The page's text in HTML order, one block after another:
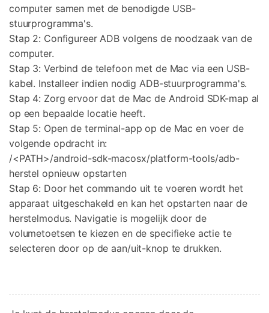
computer samen met de benodigde USB-
stuurprogramma's.
Stap 2: Configureer ADB volgens de noodzaak van de
computer.
Stap 3: Verbind de telefoon met de Mac via een USB-
kabel. Installeer indien nodig ADB-stuurprogramma's.
Stap 4: Zorg ervoor dat de Mac de Android SDK-map al
op een bepaalde locatie heeft.
Stap 5: Open de terminal-app op de Mac en voer de
volgende opdracht in:
/<PATH>/android-sdk-macosx/platform-tools/adb-
herstel opnieuw opstarten
Stap 6: Door het commando uit te voeren wordt het
apparaat uitgeschakeld en kan het opstarten naar de
herstelmodus. Navigatie is mogelijk door de
volumetoetsen te kiezen en de specifieke actie te
selecteren door op de aan/uit-knop te drukken.